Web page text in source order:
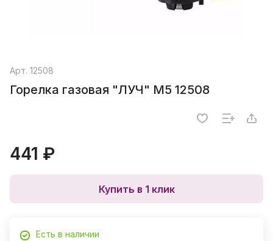
Арт. 12508
Горелка газовая "ЛУЧ" М5 12508
441 ₽
Купить в 1 клик
Есть в наличии